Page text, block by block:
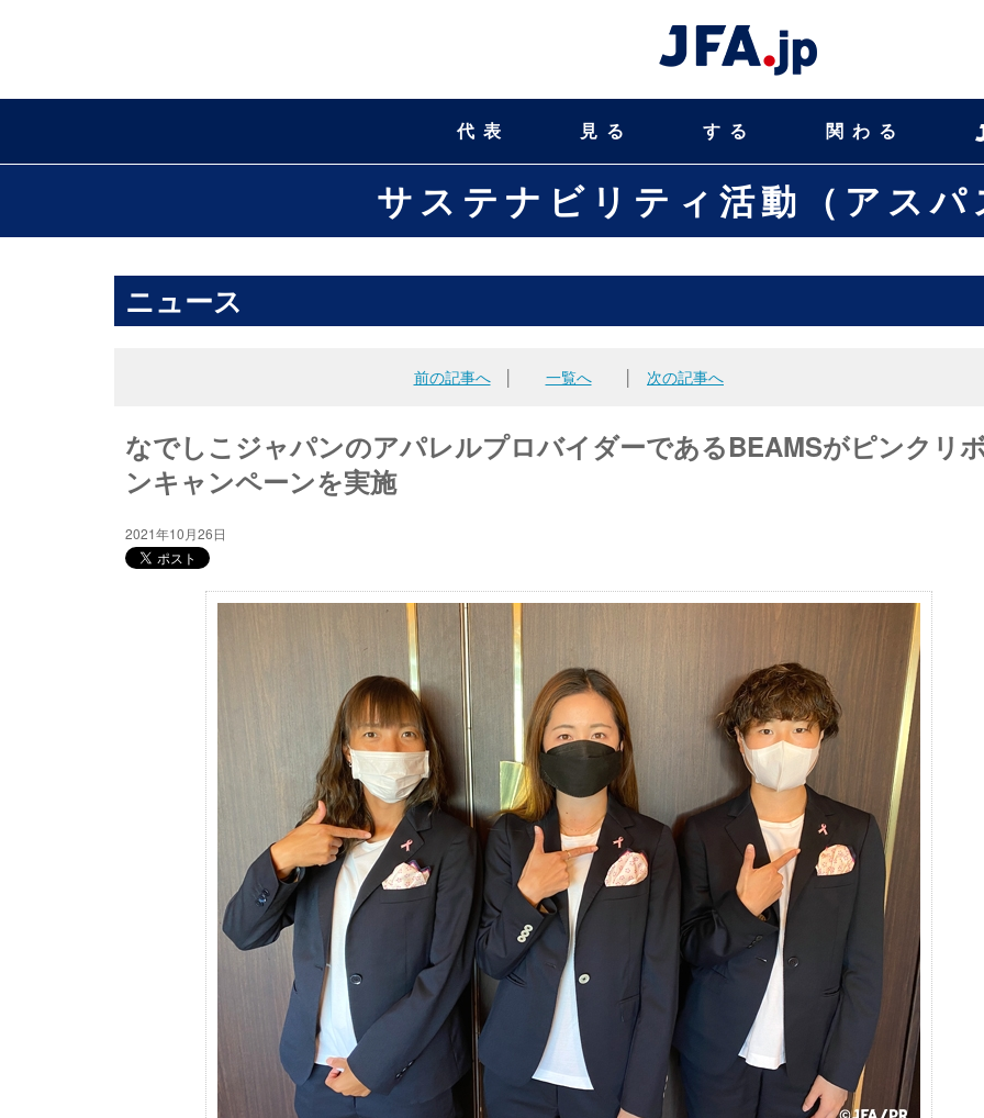
代表 見る する 関わる
サステナビリティ活動（アスパ
ニュース
前の記事へ│ 一覧へ 次の記事へ
なでしこジャパンのアパレルプロバイダーであるBEAMSがピンクリ
ンキャンペーンを実施
2021年10月26日